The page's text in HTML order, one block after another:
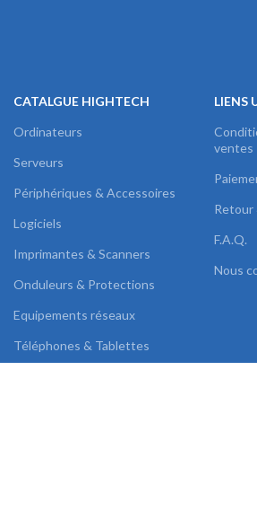
CATALGUE HIGHTECH
Ordinateurs
Serveurs
Périphériques & Accessoires
Logiciels
Imprimantes & Scanners
Onduleurs & Protections
Equipements réseaux
Téléphones & Tablettes
LIENS
ventes
Retour
F.A.Q.
Nous